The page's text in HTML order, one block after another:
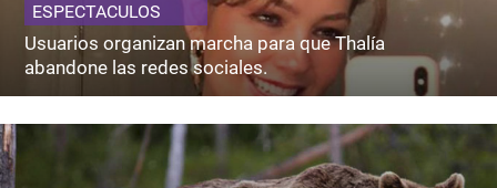
ESPECTACULOS
Usuarios organizan marcha para que Thalía
abandone las redes sociales.